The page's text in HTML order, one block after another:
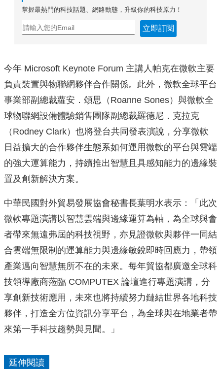
掌握最熱門的科技話題、網路動態，升級你的科技原力！
立即訂閱
今年 Microsoft Keynote Forum 主講人帕克在微軟主要
負責裝置與物聯網夥伴合作關係。此外，微軟全球平台
事業部副總裁蘿安．頌思（Roanne Sones）與微軟全
球物聯網設備體驗銷售團隊副總裁羅德尼．克拉克
（Rodney Clark）也將登台共同發表演說，分享微軟
日益擴大的合作夥伴生態系如何運用微軟的平台與雲端
的強大運算能力，持續推出智慧且具感知能力的邊緣裝
置及創新解決方案。
中華民國對外貿易發展協會秘書長葉明水表示：「此次
微軟專題演講以智慧雲端與邊緣運算為軸，為全球與會
者帶來無遠弗屆的科技視野，亦見證微軟與夥伴一同結
合雲端無限制的運算能力與邊緣敏銳即時回應力，帶領
產業邁向智慧無所不在的未來。每年貿協都廣邀全球科
技領導廠商蒞臨 COMPUTEX 論壇進行專題演講，分
享創新技術應用，未來也將持續努力鏈結世界各地科技
夥伴，打造全方位資訊分享平台，為全球與在地業者帶
來第一手科技趨勢與見聞。」
延伸閱讀